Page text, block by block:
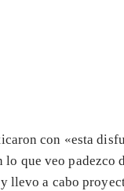
con «esta
que veo
a cabo